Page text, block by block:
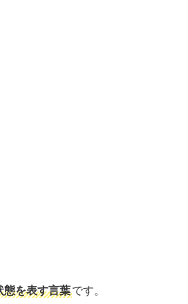
態を表す言葉です。